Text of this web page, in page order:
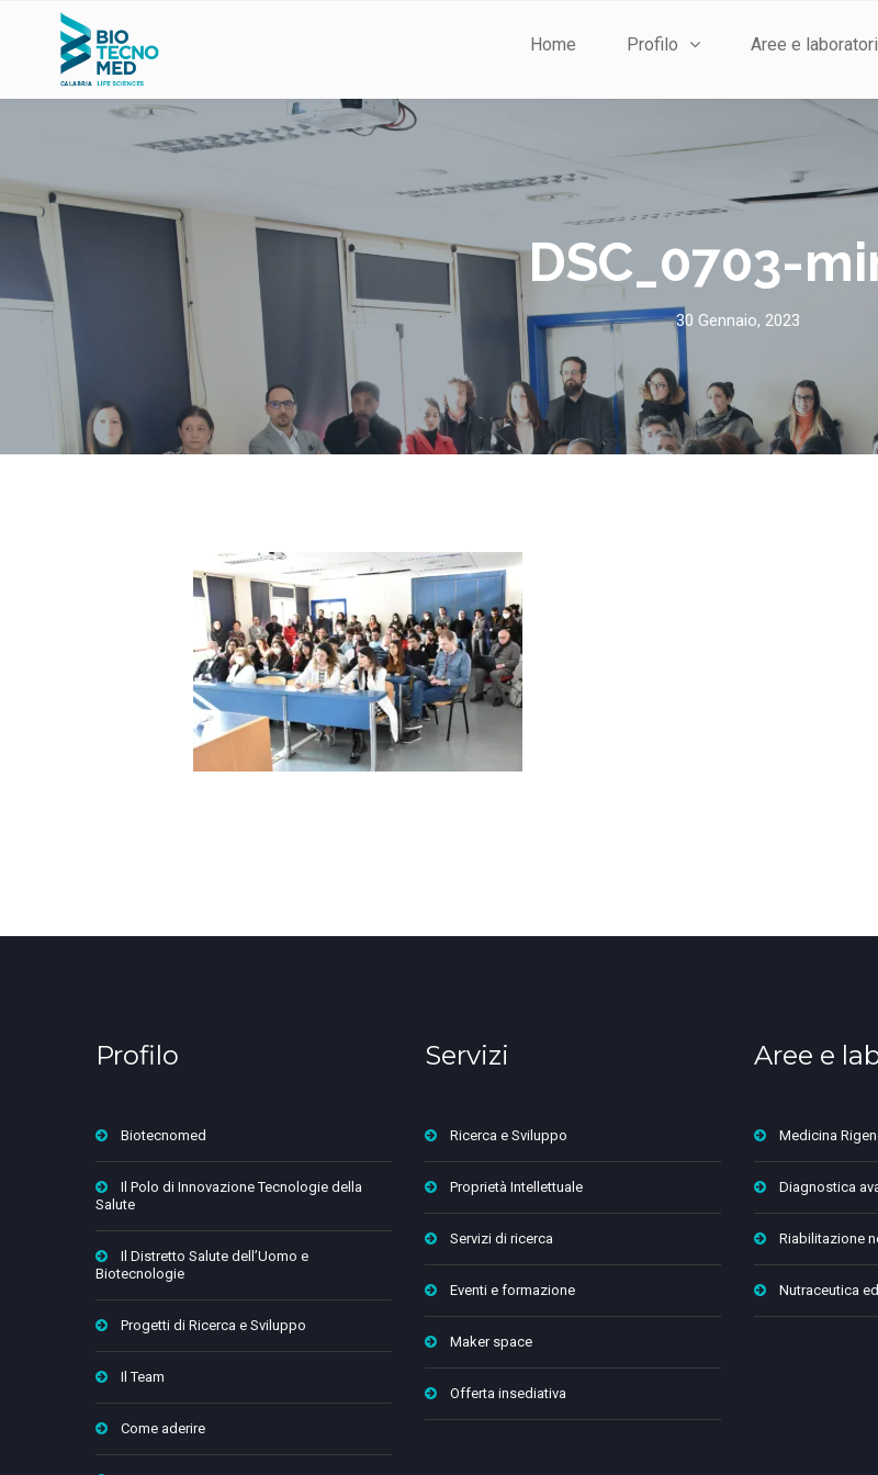
Home Profilo Aree e laboratori
DSC_0703-
30 Gennaio, 2023
Profilo
Biotecnomed
Il Polo di Innovazione Tecnologie della
Salute
Il Distretto Salute dell’Uomo e
Biotecnologie
Progetti di Ricerca e Sviluppo
Il Team
Come aderire
Servizi
Ricerca e Sviluppo
Proprietà Intellettuale
Servizi di ricerca
Eventi e formazione
Maker space
Offerta insediativa
Aree e
Medicina
Diagnostica
Riabilitazione
Nutraceutica